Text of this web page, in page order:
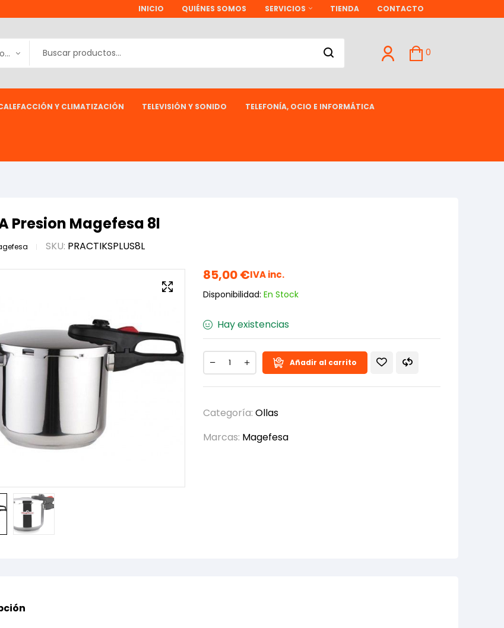
INICIO QUIÉNES SOMOS SERVICIOS TIENDA CONTACTO
Todas las Categorías 0
Y CLIMATIZACIÓN TELEVISIÓN Y SONIDO TELEFONÍA, OCIO E INFORMÁTICA
Presion Magefesa 8l
SKU: PRACTIKSPLUS8L
85,00€IVA inc.
Disponibilidad: En Stock
Hay existencias
Añadir al carrito
Categoría: Ollas
Marcas: Magefesa